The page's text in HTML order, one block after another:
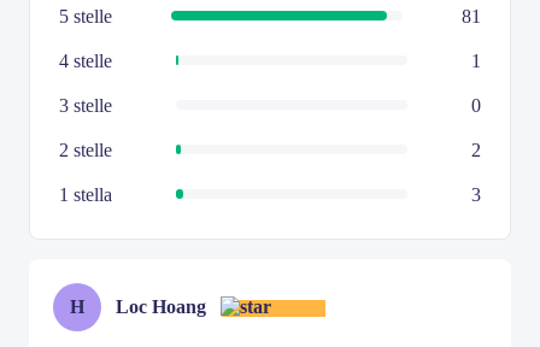
5 stelle 81
4 stelle 1
3 stelle 0
2 stelle 2
1 stella 3
H Loc Hoang